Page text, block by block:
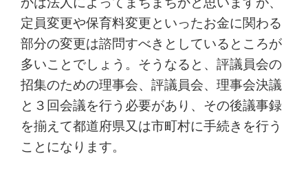
定員変更や保育料変更といったお金に関わる
部分の変更は諮問すべきとしているところが
多いことでしょう。そうなると、評議員会の
招集のための理事会、評議員会、理事会決議
と３回会議を行う必要があり、その後議事録
を揃えて都道府県又は市町村に手続きを行う
ことになります。